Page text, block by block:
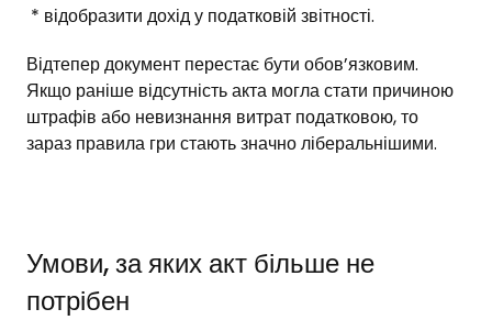
* відобразити дохід у податковій звітності.
Відтепер документ перестає бути обов’язковим.
Якщо раніше відсутність акта могла стати причиною
штрафів або невизнання витрат податковою, то
зараз правила гри стають значно ліберальнішими.
Умови, за яких акт більше не
потрібен